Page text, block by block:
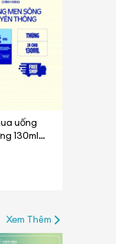
uống
130ml
thùng
Xem Thêm